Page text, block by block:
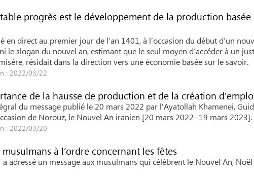
progrès est le développement de la production basée
en direct au premier jour de l’an 1401, à l’occasion du début d’un
le slogan du nouvel an, estimant que le seul moyen d’accéder à un
résidait dans la direction vers une économie basée sur le savoir.
: 2022/03/22
de la hausse de production et de la création
du message publié le 20 mars 2022 par l'Ayatollah Khamenei,
de Norouz, le Nouvel An iranien [20 mars 2022- 19 mars 2023].
: 2022/03/20
à l’ordre concernant les fêtes
adressé un message aux musulmans qui célèbrent le Nouvel An, Noël